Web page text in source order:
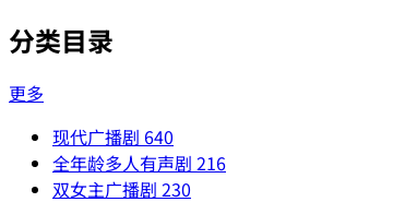
分类目录
更多
现代广播剧 640
全年龄多人有声剧 216
双女主广播剧 230